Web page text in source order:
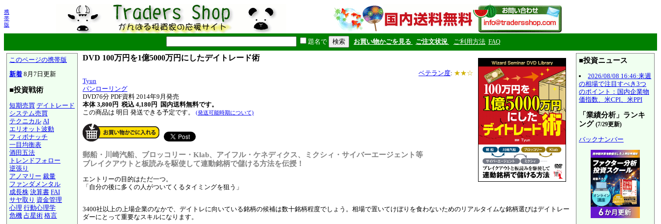
携
帯
版
題名で お買い物かごを見る ご注文状況 ご利用方法 FAQ
このページの携帯版
新着 8月7日更新
■投資戦術
短期売買 デイトレード
システム売買
テクニカル AI
エリオット波動
フィボナッチ
一目均衡表
酒田五法
トレンドフォロー
逆張り
アノマリー 裁量
ファンダメンタル
成長株 決算書 FAI
サヤ取り 資金管理
心理 行動心理学
危機 占星術 格言
DVD 100万円を1億5000万円にしたデイトレード術
ベテラン度: ★★☆
Tyun
パンローリング
DVD76分 PDF資料 2014年9月発売
本体 3,800円 税込 4,180円
国内送料無料です。
この商品は 明日 発送できる予定です。
(発送可能時期について)
郵船・川崎汽船、ブロッコリー・Klab、アイフル・ケネディクス、ミクシィ・サイバーエージェント等
ブレイクアウトと板読みを駆使して連動銘柄で儲ける方法を伝授！
エントリーの目的はただ一つ。
「自分の後に多くの人がついてくるタイミングを狙う」
3400社以上の上場企業のなかで、デイトレに向いている銘柄の候補は数十銘柄程度でしょう。相場で置いてけぼりを食わないためのリアルタイムな銘柄選びはデイトレー
ダーにとって重要なスキルになります。
■投資ニュース
2026/08/08 16:46:来週
の相場で注目すべき3つ
のポイント：国内企業物
価指数、米CPI、米PPI
「業績分析」ランキ
ング (7/29更新)
バックナンバー